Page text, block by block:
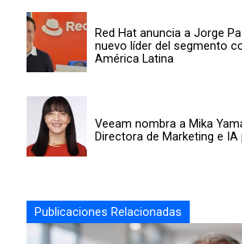
Red Hat anuncia a Jorge
nuevo líder del segmento
América Latina
Veeam nombra a Mika
Directora de Marketing e IA
Publicaciones Relacionadas